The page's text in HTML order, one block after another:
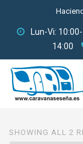
Lun-Vi:
14:00
HOME
SHOWING ALL 2